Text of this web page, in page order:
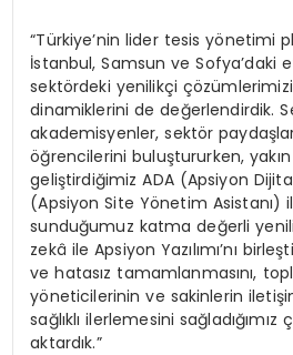
“Türkiye’nin lider tesis yönetimi
İstanbul, Samsun ve Sofya’daki
sektördeki yenilikçi
dinamiklerini de değerlendirdik.
akademisyenler, sektör
öğrencilerini buluştururken,
geliştirdiğimiz ADA (Apsiyon
(Apsiyon Site Yönetim Asistanı)
sunduğumuz katma değerli
zekâ ile Apsiyon Yazılımı’nı
ve hatasız tamamlanmasını,
yöneticilerinin ve sakinlerin
sağlıklı ilerlemesini
aktardık.”